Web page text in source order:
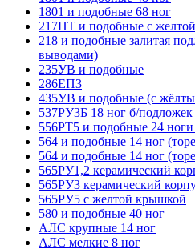
1801 и подобные 68 ног
217НТ и подобные с
218 и подобные залитая
выводами)
235УВ и подобные
286ЕП3
435УВ и подобные (с
537РУ3Б 18 ног б/подложек
556РТ5 и подобные 24
564 и подобные 14 ног
564 и подобные 14 ног
565РУ1,2 керамический
565РУ3 керамический
565РУ5 с желтой крышкой
580 и подобные 40 ног
АЛС крупные 14 ног
АЛС мелкие 8 ног